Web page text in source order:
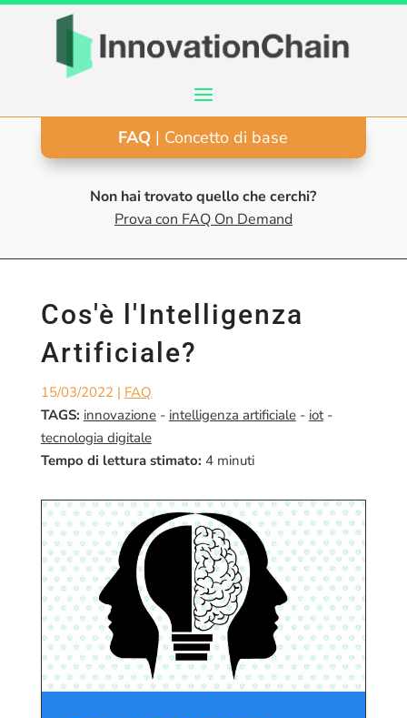
FAQ | Concetto di base
Non hai trovato quello che cerchi?
Prova con FAQ On Demand
Cos'è l'Intelligenza
Artificiale?
15/03/2022 | FAQ
TAGS: innovazione- intelligenza artificiale- iot-
tecnologia digitale
Tempo di lettura stimato: 4 minuti